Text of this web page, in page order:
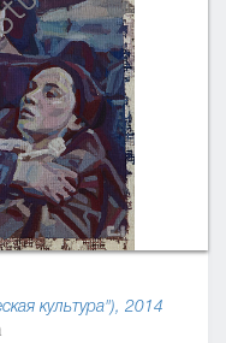
культура"), 2014